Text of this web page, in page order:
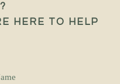
HERE TO HELP